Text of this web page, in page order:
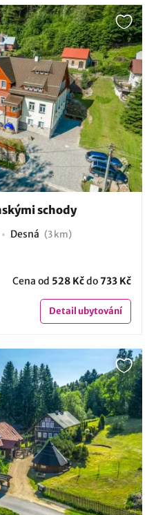
schody
Desná (3 km)
Cena od 528 Kčdo733 Kč
Detailubytování